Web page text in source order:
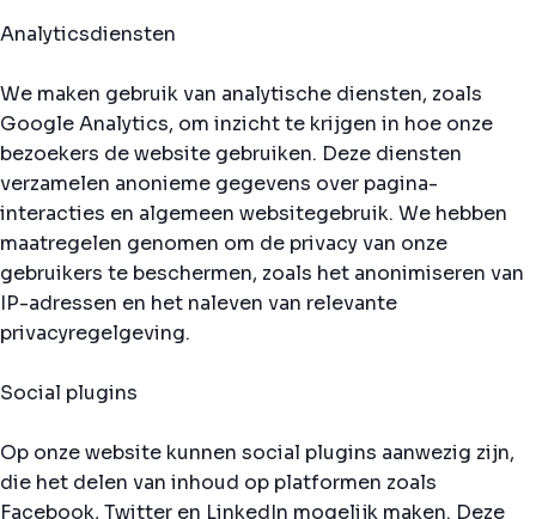
Analyticsdiensten
We maken gebruik van analytische diensten, zoals
Google Analytics, om inzicht te krijgen in hoe onze
bezoekers de website gebruiken. Deze diensten
verzamelen anonieme gegevens over pagina-
interacties en algemeen websitegebruik. We hebben
maatregelen genomen om de privacy van onze
gebruikers te beschermen, zoals het anonimiseren van
IP-adressen en het naleven van relevante
privacyregelgeving.
Social plugins
Op onze website kunnen social plugins aanwezig zijn,
die het delen van inhoud op platformen zoals
Facebook, Twitter en LinkedIn mogelijk maken. Deze